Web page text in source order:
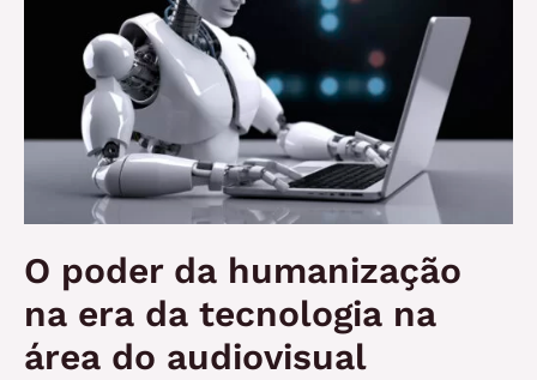
O poder da humanização
na era da tecnologia na
área do audiovisual